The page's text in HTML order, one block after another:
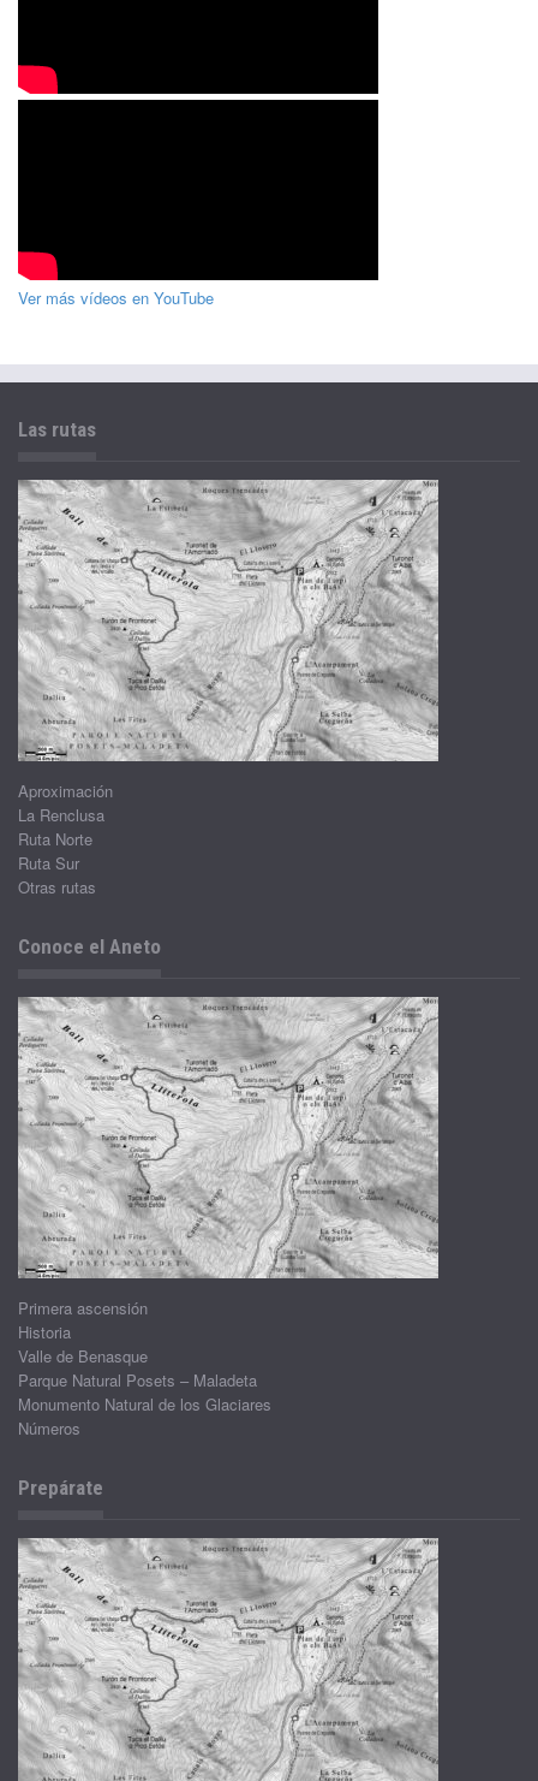
Ver más vídeos en YouTube
Las rutas
Aproximación
La Renclusa
Ruta Norte
Ruta Sur
Otras rutas
Conoce el Aneto
Primera ascensión
Historia
Valle de Benasque
Parque Natural Posets – Maladeta
Monumento Natural de los Glaciares
Números
Prepárate